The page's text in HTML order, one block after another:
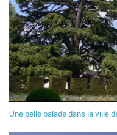
Une belle balade dans la ville